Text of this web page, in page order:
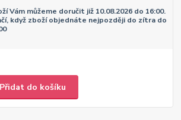
Vám můžeme doručit již 10.08.2026 do 16:00.
když zboží objednáte nejpozději do zítra do
Přidat do košíku